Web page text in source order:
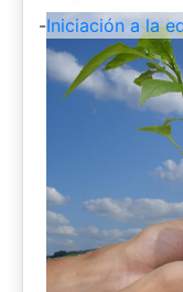
-Iniciación a la